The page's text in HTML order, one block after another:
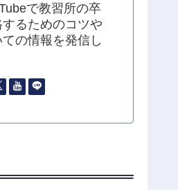
で教習所の卒
るためのコツや
の情報を発信し